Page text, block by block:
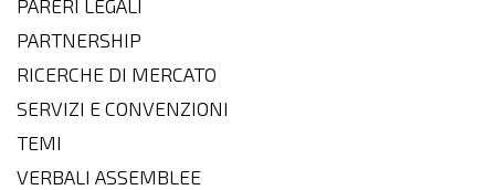
PARERI LEGALI
PARTNERSHIP
RICERCHE DI MERCATO
SERVIZI E CONVENZIONI
TEMI
VERBALI ASSEMBLEE